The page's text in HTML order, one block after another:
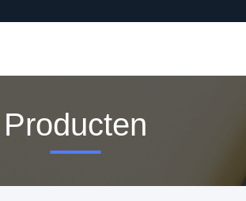
Producten